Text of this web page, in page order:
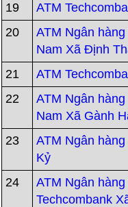
19 ATM
20
ATM Ngân
Nam Xã Định
21 ATM
22
ATM Ngân
Nam Xã Gành
23
ATM Ngân
Kỷ
24
ATM Ngân
Techcombank